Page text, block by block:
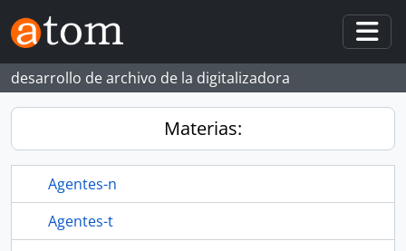
Skip to main content
desarrollo de archivo de la digitalizadora
Materias:
Agentes-n
Agentes-t